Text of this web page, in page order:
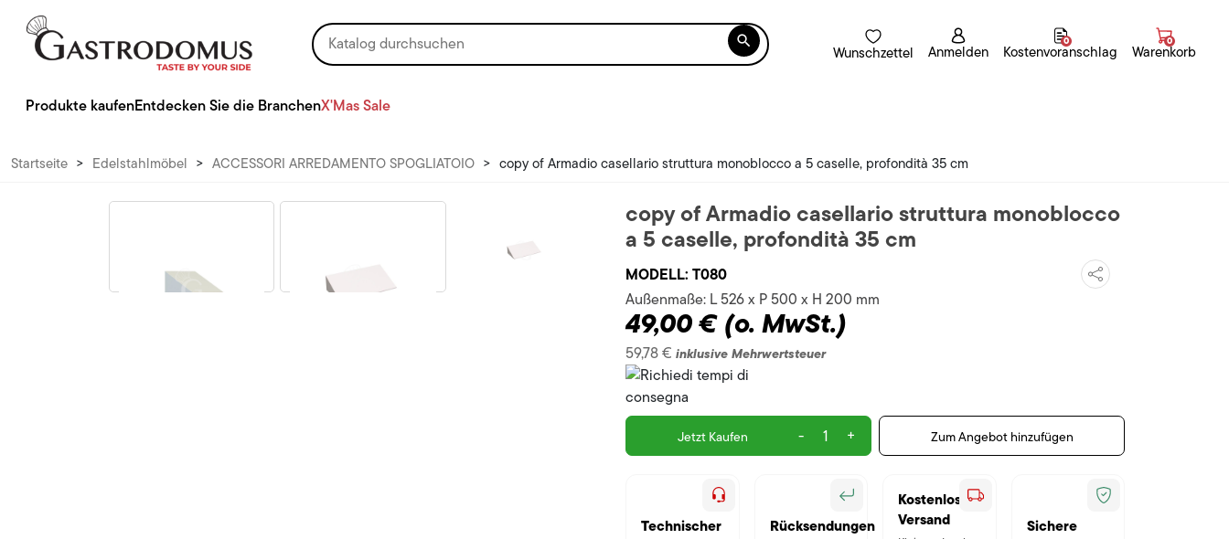

Wunschzettel Anmelden Kostenvoranschlag
0
Warenkorb
0
Produkte kaufenEntdecken Sie die BranchenX'Mas Sale
Startseite > Edelstahlmöbel > ACCESSORI ARREDAMENTO SPOGLIATOIO > copy of Armadio casellario struttura monoblocco a 5 caselle, profondità 35 cm
copy of Armadio casellario struttura monoblocco
a 5 caselle, profondità 35 cm
MODELL: T080
Außenmaße: L 526 x P 500 x H 200 mm
49,00 € (o. MwSt.)
59,78 € inklusive Mehrwertsteuer
Jetzt Kaufen - + Zum Angebot hinzufügen
Technischer
Rücksendungen
Kostenloser
Versand
Sichere